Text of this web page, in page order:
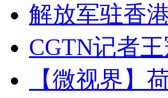
解放军驻香
CGTN记者
【微视界】